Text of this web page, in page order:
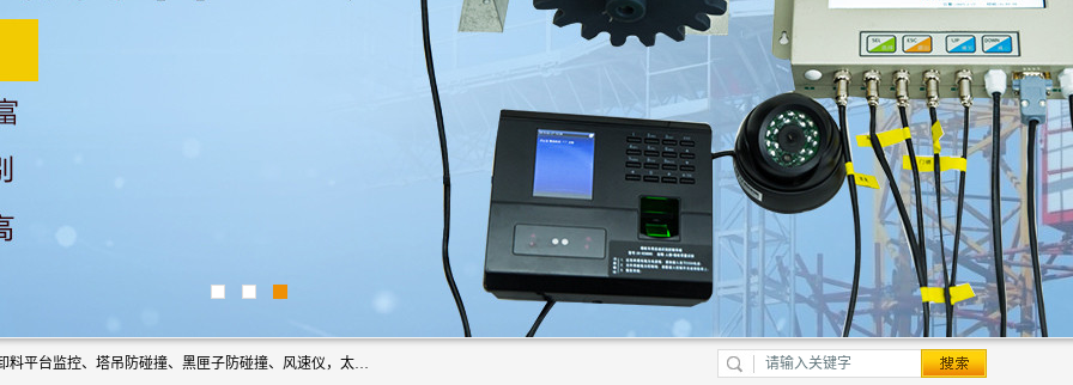
上海宇叶电子科技有限公司是吊钩视频监控、升降机监控、卸料平台监控、塔吊防碰撞、黑匣子防碰撞、风速仪，太阳能障碍灯安全提示灯等一系列升降机的常用配件产品专业研发生产加工的公司，拥有完整、科学的质量管理体系。